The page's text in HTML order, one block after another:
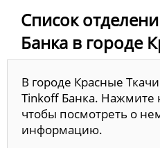
Список
Банка в городе
В городе Красные
Tinkoff Банка. Нажмите
чтобы посмотреть о
информацию.